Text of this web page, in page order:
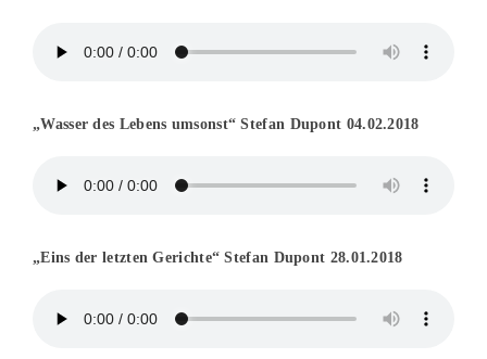
„Wasser des Lebens umsonst“ Stefan Dupont 04.02.2018
„Eins der letzten Gerichte“ Stefan Dupont 28.01.2018